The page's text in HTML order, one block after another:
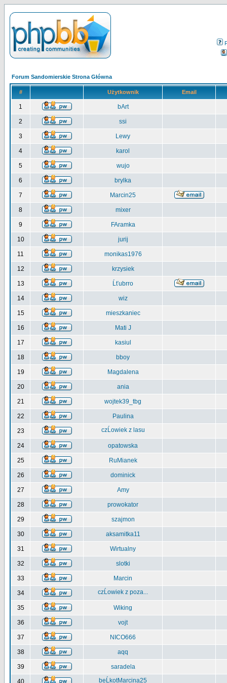
Forum Sandomierskie Strona Główna
# Użytkownik Email
1 bArt
2 ssi
3 Lewy
4 karol
5 wujo
6 brylka
7 Marcin25
8 mixer
9 FAramka
10 jurij
11 monikas1976
12 krzysiek
13 Ĺťubrro
14 wiz
15 mieszkaniec
16 Mati J
17 kasiul
18 bboy
19 Magdalena
20 ania
21 wojtek39_tbg
22 Paulina
23 czĹowiek z lasu
24 opatowska
25 RuMianek
26 dominick
27 Amy
28 prowokator
29 szajmon
30 aksamitka11
31 Wirtualny
32 slotki
33 Marcin
34 czĹowiek z poza...
35 Wiking
36 vojt
37 NICO666
38 aqq
39 saradela
40 beĹkotMarcina25